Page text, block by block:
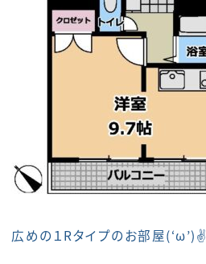
広めの１Rタイプのお部屋(‘ω’)✌